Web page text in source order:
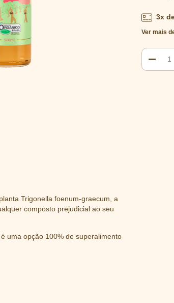
Trigonella foenum-graecum, a
composto prejudicial ao seu
uma opção 100% de superalimento
3x
Ver mais